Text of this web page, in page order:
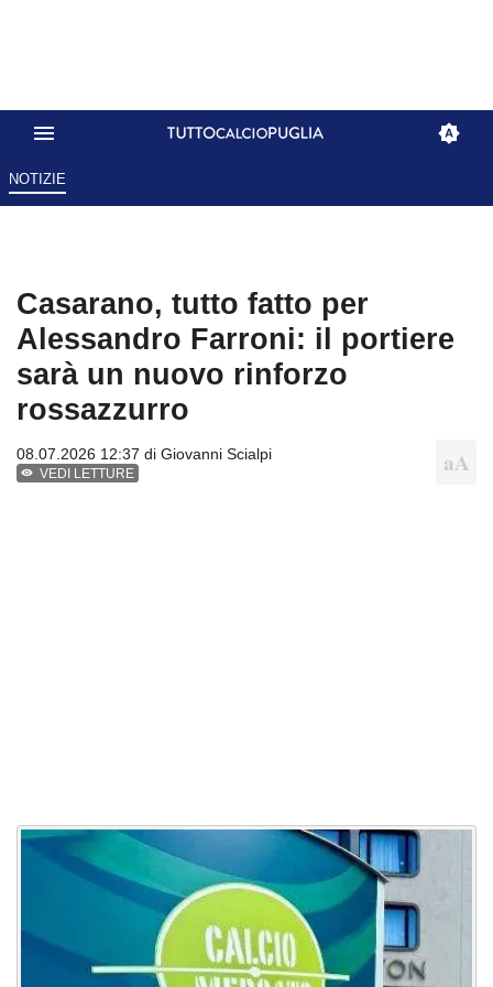
NOTIZIE
Casarano, tutto fatto per
Alessandro Farroni: il portiere
sarà un nuovo rinforzo
rossazzurro
08.07.2026 12:37 di Giovanni Scialpi
VEDI LETTURE